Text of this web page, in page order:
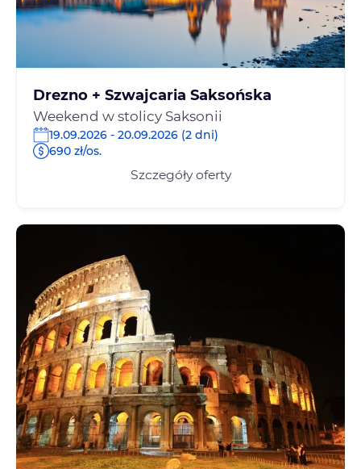
Drezno + Szwajcaria Saksońska
Weekend w stolicy Saksonii
19.09.2026 - 20.09.2026 (2 dni)
690 zł/os.
Szczegóły oferty